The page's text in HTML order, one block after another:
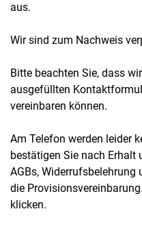
aus.
Wir sind zum Nachweis
Bitte beachten Sie, dass
ausgefüllten
vereinbaren können.
Am Telefon werden leider
bestätigen Sie nach Erhalt
AGBs,
die
klicken.